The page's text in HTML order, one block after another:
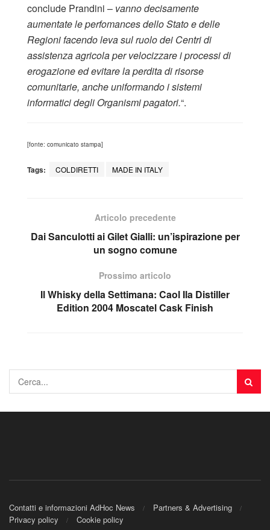
conclude Prandini – vanno decisamente
aumentate le perfomances dello Stato e delle
Regioni facendo leva sul ruolo dei Centri di
assistenza agricola per velocizzare i processi di
erogazione ed evitare la perdita di risorse
comunitarie, anche uniformando i sistemi
informatici degli Organismi pagatori.“.
[fonte: comunicato stampa]
Tags: COLDIRETTI MADE IN ITALY
Articolo precedente
Dai Sanculotti ai Gilet Gialli: un’ispirazione per
un sogno comune
Prossimo articolo
Il Whisky della Settimana: Caol Ila Distiller
Edition 2004 Moscatel Cask Finish
Contatti e informazioni AdHoc News
Partners & Advertising
Privacy policy
Cookie policy